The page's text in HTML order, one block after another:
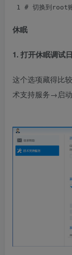
1 # 切换到root
休眠
1. 打开休眠调试
这个选项藏得比
术支持服务→启